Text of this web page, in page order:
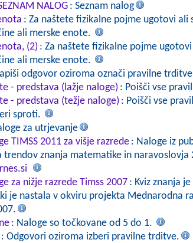
NALOG : Seznam nalog
: Za naštete fizikalne pojme ugotovi ali
ali merske enote.
(2) : Za naštete fizikalne pojme
ali merske enote.
odgovor oziroma označi pravilne
- predstava (lažje naloge) : Poišči vse
- predstava (težje naloge) : Poišči vse
sproti.
za utrjevanje
TIMSS 2011 za višje razrede : Naloge iz
trendov znanja matematike in naravoslovja
za nižje razrede Timss 2007 : Kviz znanja
je nastala v okviru projekta Mednarodna
: Naloge so točkovane od 5 do 1.
: Odgovori oziroma izberi pravilne trditve.